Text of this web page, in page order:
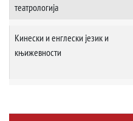
театрологија
Кинески и енглески језик и
књижевности